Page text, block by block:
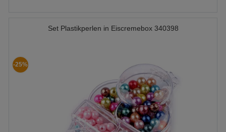
Set Plastikperlen in Eiscremebox 340398
-25%